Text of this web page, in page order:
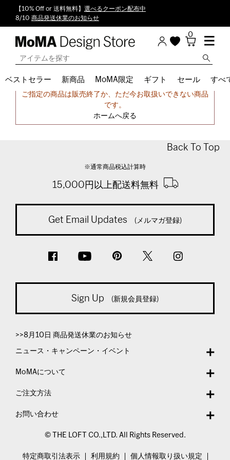
【10% Off or 送料無料】 選べるクーポン配布中
8/10 商品発送休業のお知らせ
0
ベストセラー 新商品 MoMA限定 ギフト セール すべ
申し訳ございません。
ご指定の商品は販売終了か、ただ今お取扱いできない商品
です。
ホームへ戻る
Back To Top
※通常商品税込計算時
15,000円以上配送料無料
Get Email Updates (メルマガ登録)
Sign Up (新規会員登録)
>>8月10日 商品発送休業のお知らせ
ニュース・キャンペーン・イベント
MoMAについて
ご注文方法
お問い合わせ
© THE LOFT CO.,LTD. All Rights Reserved.
特定商取引法表示 利用規約 個人情報取り扱い規定